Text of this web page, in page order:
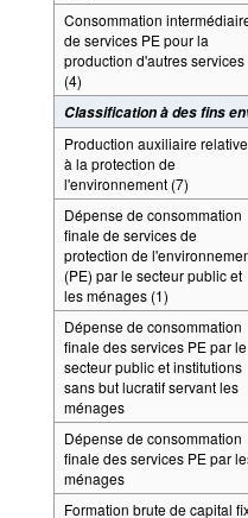
Consommation
de services PE pour la
production d'autres services
(4)
Classification à des fins
Production auxiliaire relative
à la protection de
l'environnement (7)
Dépense de consommation
finale de services de
protection de
(PE) par le secteur public et
les ménages (1)
Dépense de consommation
finale des services PE par le
secteur public et institutions
sans but lucratif servant les
ménages
Dépense de consommation
finale des services PE par
ménages
Formation brute de capital